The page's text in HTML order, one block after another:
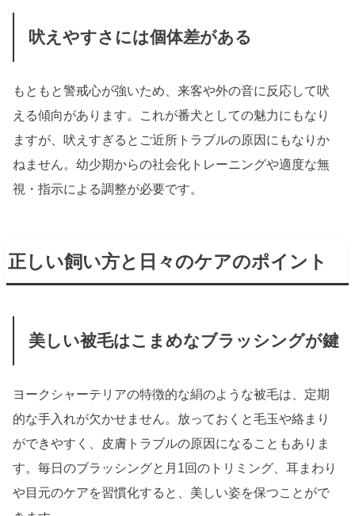
吠えやすさには個体差がある
もともと警戒心が強いため、来客や外の音に反応して吠
える傾向があります。これが番犬としての魅力にもなり
ますが、吠えすぎるとご近所トラブルの原因にもなりか
ねません。幼少期からの社会化トレーニングや適度な無
視・指示による調整が必要です。
正しい飼い方と日々のケアのポイント
美しい被毛はこまめなブラッシングが鍵
ヨークシャーテリアの特徴的な絹のような被毛は、定期
的な手入れが欠かせません。放っておくと毛玉や絡まり
ができやすく、皮膚トラブルの原因になることもありま
す。毎日のブラッシングと月1回のトリミング、耳まわり
や目元のケアを習慣化すると、美しい姿を保つことがで